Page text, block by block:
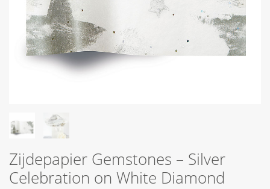
Zijdepapier Gemstones – Silver
Celebration on White Diamond